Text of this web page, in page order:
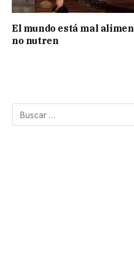
El mundo está mal
no nutren